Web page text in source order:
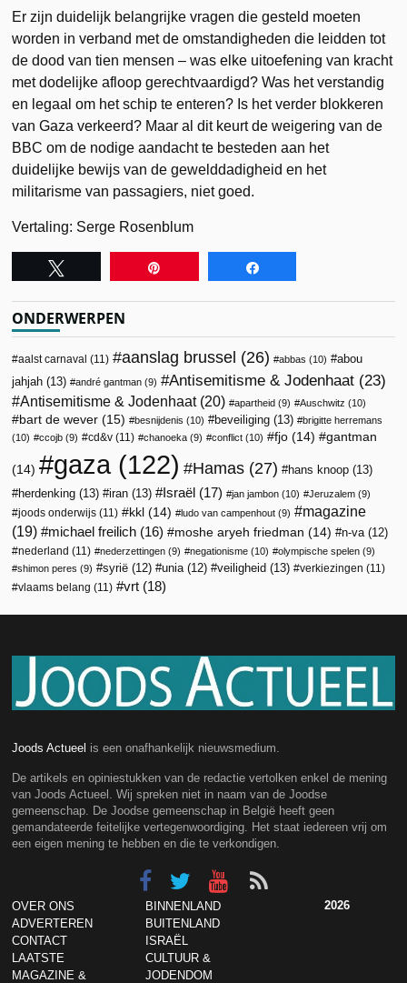
Er zijn duidelijk belangrijke vragen die gesteld moeten
worden in verband met de omstandigheden die leidden tot
de dood van tien mensen – was elke uitoefening van kracht
met dodelijke afloop gerechtvaardigd? Was het verstandig
en legaal om het schip te enteren? Is het verder blokkeren
van Gaza verkeerd? Maar al dit keurt de weigering van de
BBC om de nodige aandacht te besteden aan het
duidelijke bewijs van de gewelddadigheid en het
militarisme van passagiers, niet goed.
Vertaling: Serge Rosenblum
ONDERWERPEN
aalst carnaval (11) aanslag brussel (26) abbas (10)
abou
jahjah (13) andré gantman (9) Antisemitisme & Jodenhaat (23)
Antisemitisme & Jodenhaat(20) apartheid (9) Auschwitz (10)
bart de wever (15) besnijdenis (10) beveiliging (13)
brigitte herremans
(10)
ccojb (9) cd&v (11) chanoeka (9) conflict (10) fjo (14) gantman
(14) gaza (122) Hamas (27) hans knoop (13)
herdenking (13) iran (13) Israël (17) jan jambon (10) Jeruzalem (9)
joods onderwijs (11) kkl (14) ludo van campenhout (9)
magazine
(19)
michael freilich (16) moshe aryeh friedman (14) n-va (12)
nederland (11) nederzettingen (9) negationisme (10) olympische spelen (9)
shimon peres (9) syrië (12) unia (12) veiligheid (13) verkiezingen (11)
vlaams belang (11) vrt (18)
Joods Actueel is een onafhankelijk nieuwsmedium.
De artikels en opiniestukken van de redactie vertolken enkel de mening
van Joods Actueel. Wij spreken niet in naam van de Joodse
gemeenschap. De Joodse gemeenschap in België heeft geen
gemandateerde feitelijke vertegenwoordiging. Het staat iedereen vrij om
een eigen mening te hebben en die te verkondigen.
OVER ONS
ADVERTEREN
CONTACT
LAATSTE
MAGAZINE &
BINNENLAND
BUITENLAND
ISRAËL
CULTUUR &
JODENDOM
2026